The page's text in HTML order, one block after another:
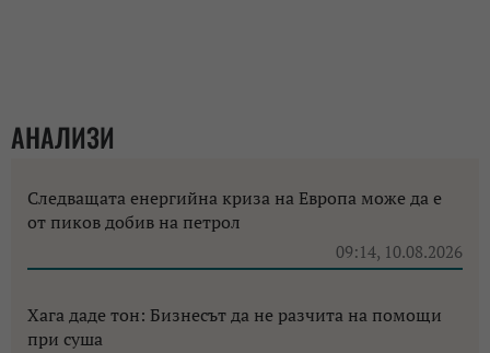
АНАЛИЗИ
Следващата енергийна криза на Европа може да е
от пиков добив на петрол
09:14, 10.08.2026
Хага даде тон: Бизнесът да не разчита на помощи
при суша